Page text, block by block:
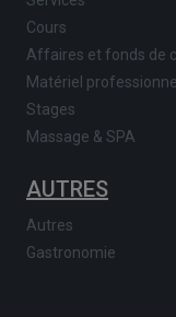
Cours
Affaires et fonds de
Matériel
Stages
Massage & SPA
AUTRES
Autres
Gastronomie